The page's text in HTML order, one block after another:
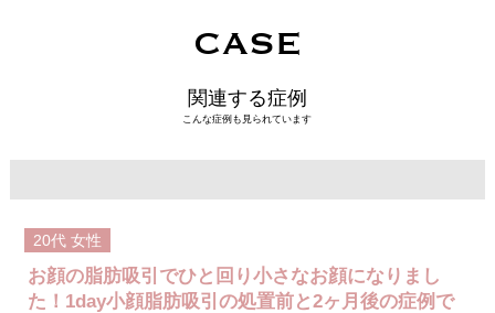
CASE
関連する症例
こんな症例も見られています
20代 女性
お顔の脂肪吸引でひと回り小さなお顔になりまし
た！1day小顔脂肪吸引の処置前と2ヶ月後の症例で